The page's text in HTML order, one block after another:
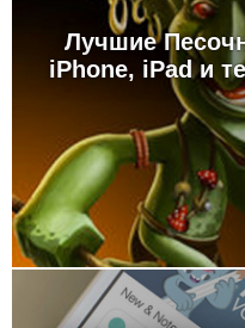
Лучшие
iPhone, iPad и